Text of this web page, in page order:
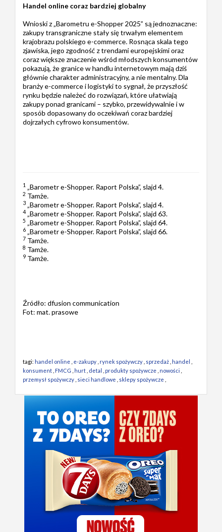
Handel online coraz bardziej globalny
Wnioski z „Barometru e-Shopper 2025” są jednoznaczne:
zakupy transgraniczne stały się trwałym elementem
krajobrazu polskiego e-commerce. Rosnąca skala tego
zjawiska, jego zgodność z trendami europejskimi oraz
coraz większe znaczenie wśród młodszych konsumentów
pokazują, że granice w handlu internetowym mają dziś
głównie charakter administracyjny, a nie mentalny. Dla
branży e-commerce i logistyki to sygnał, że przyszłość
rynku będzie należeć do rozwiązań, które ułatwiają
zakupy ponad granicami – szybko, przewidywalnie i w
sposób dopasowany do oczekiwań coraz bardziej
dojrzałych cyfrowo konsumentów.
1 „Barometr e-Shopper. Raport Polska”, slajd 4.
2 Tamże.
3 „Barometr e-Shopper. Raport Polska”, slajd 4.
4 „Barometr e-Shopper. Raport Polska”, slajd 63.
5 „Barometr e-Shopper. Raport Polska”, slajd 64.
6 „Barometr e-Shopper. Raport Polska”, slajd 66.
7 Tamże.
8 Tamże.
9 Tamże.
Źródło: dfusion communication
Fot: mat. prasowe
tagi: handel online e-zakupy rynek spożywczy sprzedaż handel
konsument FMCG hurt detal produkty spożywcze nowości
przemysł spożywczy sieci handlowe sklepy spożywcze